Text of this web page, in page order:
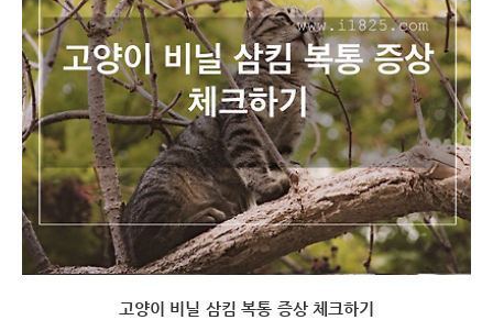
토 식욕감퇴 복통 설사 또는 변비 체온상승 만약 고양이가 위에서 언
급한 증상 중 하나 이상을 보인다면, 가능한 한 빨리 수의사를 방문해
야 합니다. 수의사는 X선을 찍어 물체가 어디에 위치하는지 확인하고,
이를 제거하기 위한 치료를 제시할..
고양이 비닐 삼킴 복통 증상 체크하기